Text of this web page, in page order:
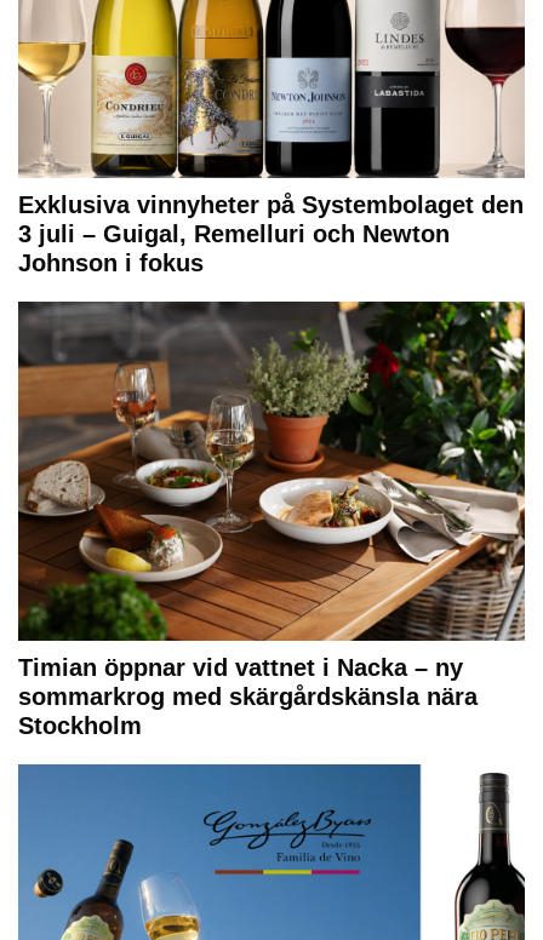
Exklusiva vinnyheter på Systembolaget den
3 juli – Guigal, Remelluri och Newton
Johnson i fokus
Timian öppnar vid vattnet i Nacka – ny
sommarkrog med skärgårdskänsla nära
Stockholm